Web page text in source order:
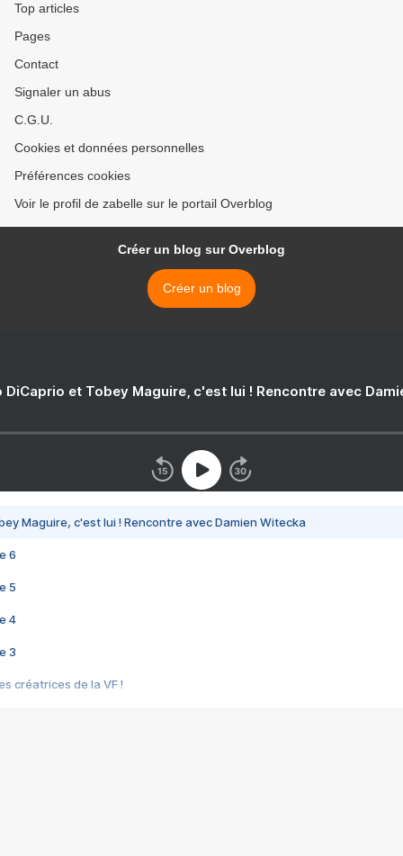
Top articles
Pages
Contact
Signaler un abus
C.G.U.
Cookies et données personnelles
Préférences cookies
Voir le profil de zabelle sur le portail Overblog
Créer un blog sur Overblog
Créer un blog
DiCaprio et Tobey Maguire, c'est lui ! Rencontre avec
Maguire, c'est lui ! Rencontre avec Damien Witecka
6
5
4
3
créatrices de la VF !